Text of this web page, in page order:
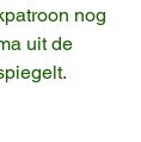
nog
uit de